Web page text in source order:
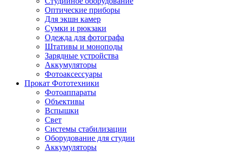
Оптические приборы
Для экшн камер
Сумки и рюкзаки
Одежда для фотографа
Штативы и моноподы
Зарядные устройства
Аккумуляторы
Фотоаксессуары
Прокат Фототехники
Фотоаппараты
Объективы
Вспышки
Свет
Системы стабилизации
Оборудование для студии
Aккумуляторы